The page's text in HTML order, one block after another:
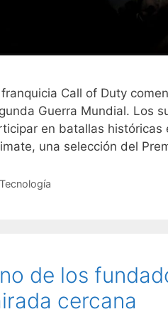
Call of Duty
Guerra Mundial. Los
en batallas históricas
una selección del
C
r
Tecnología
de los
cercana